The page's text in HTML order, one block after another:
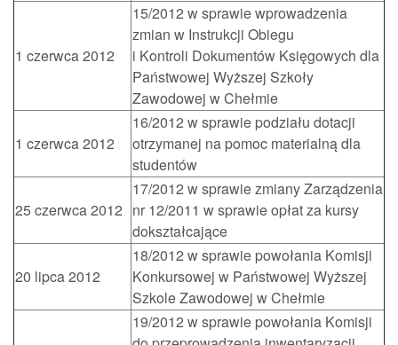
1 czerwca 2012
15/2012 w sprawie wprowadzenia
zmian w Instrukcji Obiegu
i Kontroli Dokumentów Księgowych dla
Państwowej Wyższej Szkoły
Zawodowej w Chełmie
1 czerwca 2012
16/2012 w sprawie podziału dotacji
otrzymanej na pomoc materialną dla
studentów
25 czerwca 2012
17/2012 w sprawie zmiany Zarządzenia
nr 12/2011 w sprawie opłat za kursy
dokształcające
20 lipca 2012
18/2012 w sprawie powołania Komisji
Konkursowej w Państwowej Wyższej
Szkole Zawodowej w Chełmie
19/2012 w sprawie powołania Komisji